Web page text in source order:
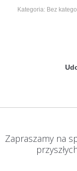
Kategoria: Bez
wpisów
Zapraszamy na